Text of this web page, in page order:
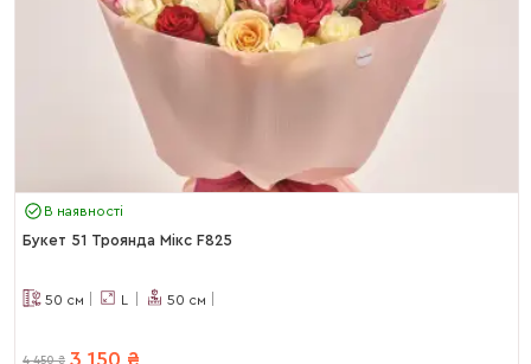
В наявності
Букет 51 Троянда Мікс F825
50 см L 50 см
4 450 ₴ 3 150 ₴